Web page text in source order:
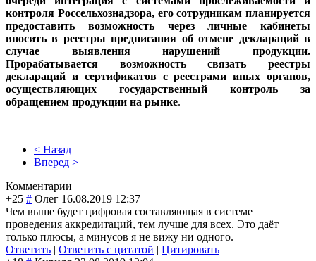
контроля Россельхознадзора, его сотрудникам планируется
предоставить возможность через личные кабинеты
вносить в реестры предписания об отмене деклараций в
случае выявления нарушений продукции.
Прорабатывается возможность связать реестры
деклараций и сертификатов с реестрами иных органов,
осуществляющих государственный контроль за
обращением продукции на рынке.
< Назад
Вперед >
Комментарии
+25 # Олег 16.08.2019 12:37
Чем выше будет цифровая составляющая в системе
проведения аккредитаций, тем лучше для всех. Это даёт
только плюсы, а минусов я не вижу ни одного.
Ответить | Ответить с цитатой | Цитировать